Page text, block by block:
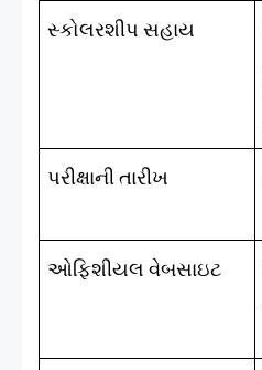
સ્કોલરશીપ સહાય
પરીક્ષાની તારીખ
ઓફિશીયલ વેબસાઇટ